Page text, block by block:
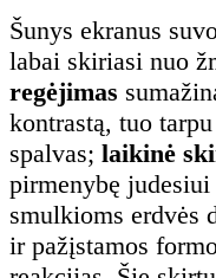
Šunys ekranus
labai skiriasi nuo
regėjimas
kontrastą, tuo
spalvas; laikinė
pirmenybę
smulkioms erdvės
ir pažįstamos